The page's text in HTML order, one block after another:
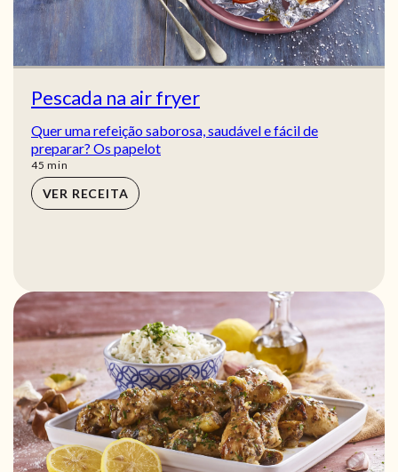
Pescada na air fryer
Quer uma refeição saborosa, saudável e fácil de
preparar? Os papelot
45 min
min
VER RECEITA